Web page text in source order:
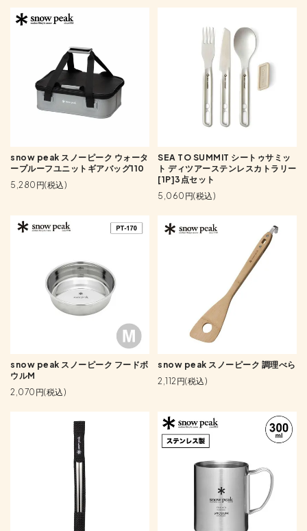
snow peak スノーピーク ウォータ
ープルーフユニットギアバッグ110
5,280円(税込)
SEA TO SUMMIT シートゥサミッ
ト ディツアーステンレスカトラリー
[1P]3点セット
5,060円(税込)
snow peak スノーピーク フードボ
ウルM
2,070円(税込)
snow peak スノーピーク 調理べら
2,112円(税込)